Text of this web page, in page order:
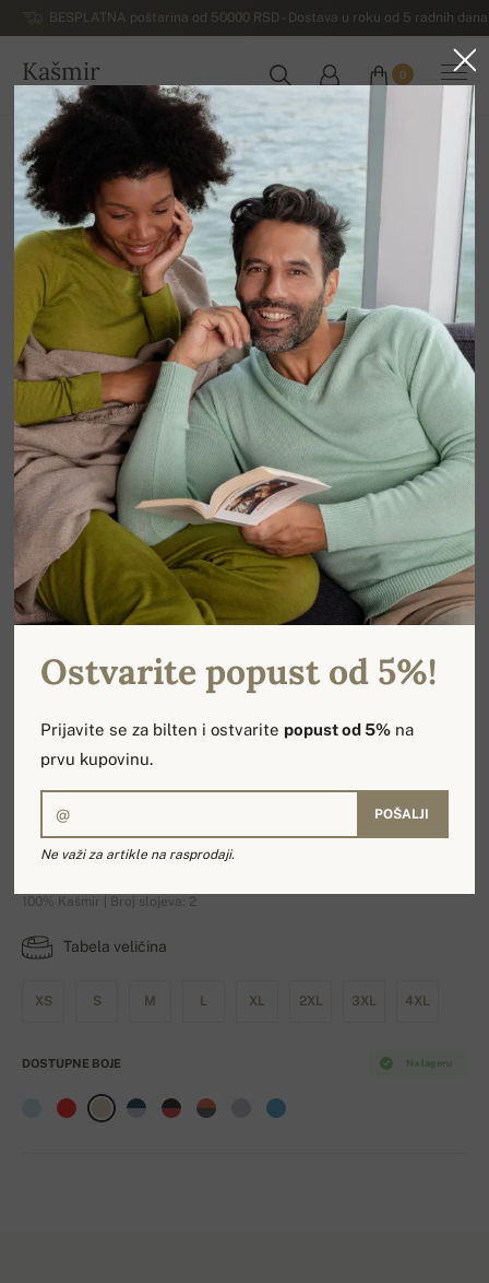
BESPLATNA poštarina od 50000 RSD - Dostava u roku od 5 radnih
Kašmir
SRBIJA
0
Početna
Shirley
100% Kašmir | Broj slojeva: 2
Tabela veličina
XS S M L XL 2XL 3XL 4XL
Na lageru
DOSTUPNE BOJE
Ostvarite popust od 5%!
Prijavite se za bilten i ostvarite popust od 5% na
prvu kupovinu.
POŠALJI
Ne važi za artikle na rasprodaji.